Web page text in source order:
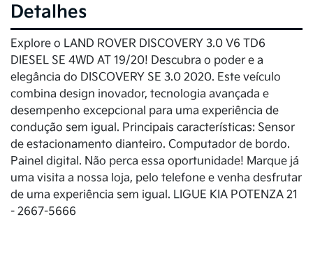
Detalhes
Explore o LAND ROVER DISCOVERY 3.0 V6 TD6
DIESEL SE 4WD AT 19/20! Descubra o poder e a
elegância do DISCOVERY SE 3.0 2020. Este veículo
combina design inovador, tecnologia avançada e
desempenho excepcional para uma experiência de
condução sem igual. Principais características: Sensor
de estacionamento dianteiro. Computador de bordo.
Painel digital. Não perca essa oportunidade! Marque já
uma visita a nossa loja, pelo telefone e venha desfrutar
de uma experiência sem igual. LIGUE KIA POTENZA 21
- 2667-5666